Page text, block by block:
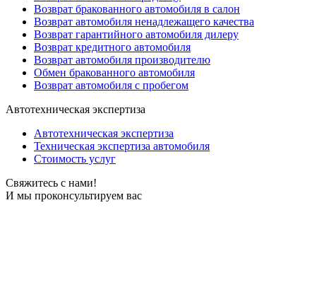
Возврат бракованного автомобиля в салон
Возврат автомобиля ненадлежащего качества
Возврат гарантийного автомобиля дилеру
Возврат кредитного автомобиля
Возврат автомобиля производителю
Обмен бракованного автомобиля
Возврат автомобиля с пробегом
Автотехническая экспертиза
Автотехническая экспертиза
Техническая экспертиза автомобиля
Стоимость услуг
Свяжитесь с нами!
И мы проконсультируем вас